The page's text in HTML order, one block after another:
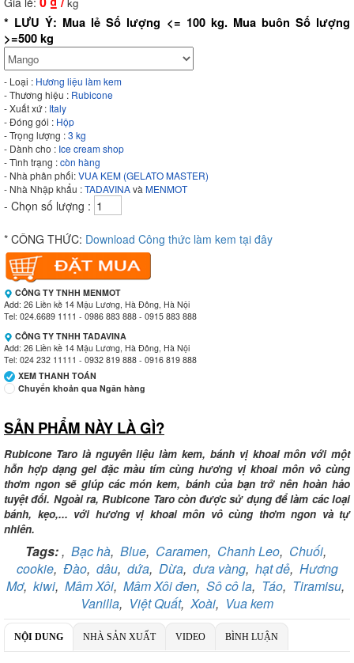
* LƯU Ý: Mua lẻ Số lượng <= 100 kg. Mua buôn Số lượng
>=500 kg
- Loại : Hương liệu làm kem
- Thương hiệu : Rubicone
- Xuất xứ : Italy
- Đóng gói : Hộp
- Trọng lượng :3 kg
- Dành cho : Ice cream shop
- Tình trạng :còn hàng
- Nhà phân phối:VUA KEM (GELATO MASTER)
- Nhà Nhập khẩu :TADAVINAvà MENMOT
- Chọn số lượng :
* CÔNG THỨC: Download Công thức làm kem tại đây
CÔNG TY TNHH MENMOT
Add: 26 Liền kề 14 Mậu Lương, Hà Đông, Hà Nội
Tel: 024.6689 1111 - 0986 883 888 - 0915 883 888
CÔNG TY TNHH TADAVINA
Add: 26 Liền kề 14 Mậu Lương, Hà Đông, Hà Nội
Tel: 024 232 11111 - 0932 819 888 - 0916 819 888
XEM THANH TOÁN
Chuyển khoản qua Ngân hàng
Ngân hàng Ngoại thương Việt Nam
Chi nhánh:
Chủ TK:
CÔNG TY TNHH MENMOT
Số TK:
069 1000 811 888
Ngân hàng Ngoại thương Việt Nam
Chi nhánh:
Vietcombank Tây Hà Nội
Chủ TK:
CÔNG TY TNHH TADAVINA
Ngân hàng TMCP Việt Nam Thịnh Vượng
Chi nhánh:
Chi nhánh VBbank Hà Nội
Chủ TK:
Nguyễn Văn Tuấn
Số TK:
222 899 001
Ngân hàng Ngoại thương Việt Nam
SẢN PHẨM NÀY LÀ GÌ?
Rubicone Taro là nguyên liệu làm kem, bánh vị khoai môn với một
hỗn hợp dạng gel đặc màu tím cùng hương vị khoai môn vô cùng
thơm ngon sẽ giúp các món kem, bánh của bạn trở nên hoàn hảo
tuyệt đối. Ngoài ra, Rubicone Taro còn được sử dụng để làm các loại
bánh, kẹo,... với hương vị khoai môn vô cùng thơm ngon và tự
nhiên.
Tags:, Bạc hà, Blue, Caramen, Chanh Leo, Chuối,
cookie, Đào, dâu, dứa, Dừa, dưa vàng, hạt dẻ, Hương
Mơ, kiwi, Mâm Xôi, Mâm Xôi đen, Sô cô la, Táo, Tiramisu,
Vanilla, Việt Quất,Xoài, Vua kem
NỘI DUNG NHÀ SẢN XUẤT VIDEO BÌNH LUẬN